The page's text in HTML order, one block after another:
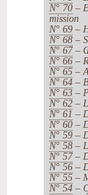
N° 70 –
mission
N° 69 –
N° 68 –
N° 67–
N° 66 –
N° 65 –
N° 64 –
N° 63 –
N° 62 –
N° 61 –
N° 60 –
N° 59 –
N° 58 –
N° 57–
N° 56 –
N° 55 –
N° 54 –